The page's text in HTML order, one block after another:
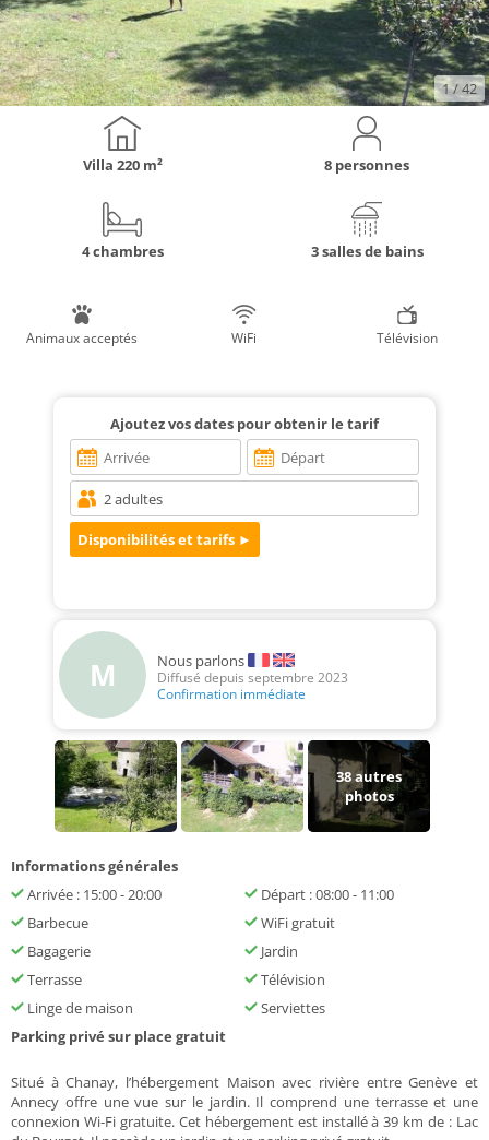
1/ 42
Villa 220 m² 8 personnes
4 chambres 3 salles de bains
Animaux acceptés WiFi Télévision
Ajoutez vos dates pour obtenir le tarif
M Nous parlons
Diffusé depuis septembre 2023
Confirmation immédiate
38autres
photos
Informations générales
Arrivée : 15:00 - 20:00
Départ : 08:00 - 11:00
Barbecue
WiFi gratuit
Bagagerie
Jardin
Terrasse
Télévision
Linge de maison
Serviettes
Parking privé sur place gratuit
Situé à Chanay, l’hébergement Maison avec rivière entre Genève et
Annecy offre une vue sur le jardin. Il comprend une terrasse et une
connexion Wi-Fi gratuite. Cet hébergement est installé à 39 km de : Lac